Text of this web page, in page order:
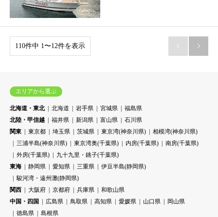
110件中 1〜12件を表示  
エリアから選ぶ
北海道・東北 北海道 岩手県 宮城県
福島県
北陸・甲信越
福井県 新潟県 富山県
石川県
関東
東京都 埼玉県 茨城県 東京湾(神奈川県)
相模湾(神奈川県)
三浦半島(神奈川県)
東京湾奥(千葉県) 内房(千葉県)
南房(千葉県)
外房(千葉県)
九十九里・銚子(千葉県)
東海
静岡県 愛知県 三重県
伊豆半島(静岡県)
駿河湾・遠州灘(静岡県)
関西
大阪府 京都府 兵庫県
和歌山県
中国・四国
広島県 鳥取県 高知県 愛媛県 山口県
岡山県
徳島県
島根県